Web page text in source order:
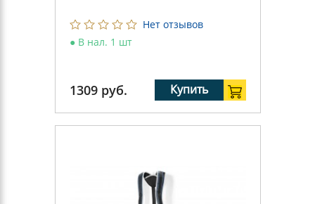
Нет отзывов
● В нал. 1 шт
1309 руб. Купить